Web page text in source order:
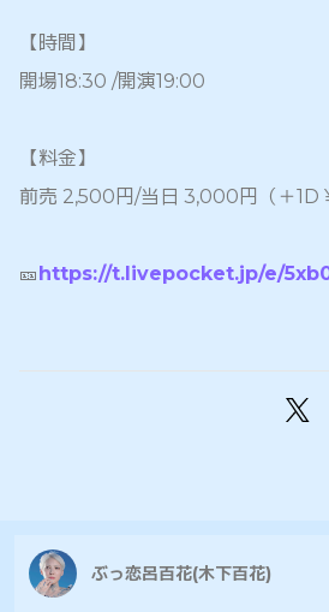
【時間】
開場18:30 /開演19:00
【料金】
前売 2,500円/当日 3,000円（＋1D
🎫 https://t.livepocket.jp/e/
ぶっ恋呂百花(木下百花)